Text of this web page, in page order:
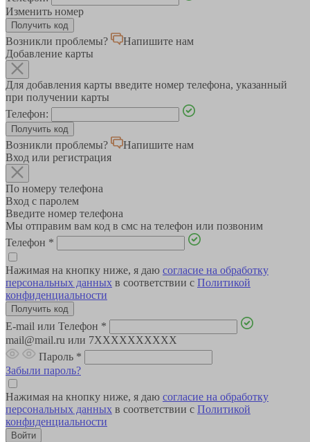
Изменить номер
Возникли проблемы?
Напишите нам
Добавление карты
Для добавления карты введите номер телефона, указанный
при получении карты
Телефон:
Возникли проблемы?
Напишите нам
Вход или регистрация
По номеру телефона
Вход с паролем
Введите номер телефона
Мы отправим вам код в смс на телефон или позвоним
Телефон *
Нажимая на кнопку ниже, я даю согласие на обработку
персональных данных в соответствии с Политикой
конфиденциальности
E-mail или Телефон *
mail@mail.ru или 7XXXXXXXXXX
Пароль *
Забыли пароль?
Нажимая на кнопку ниже, я даю согласие на обработку
персональных данных в соответствии с Политикой
конфиденциальности